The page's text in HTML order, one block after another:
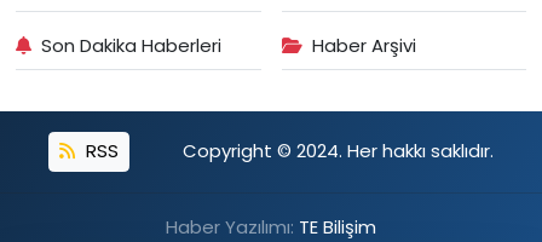
Son Dakika Haberleri Haber Arşivi
RSS Copyright © 2024. Her hakkı saklıdır.
Haber Yazılımı: TE Bilişim